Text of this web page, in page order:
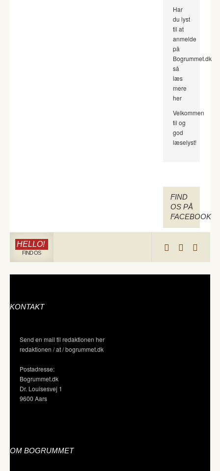
Har
du lyst
til at
anmelde
på
Bogrummet.dk
så
læs
mere
her
Velkommen
til og
god
læselyst!
FIND
OS PÅ
FACEBOOK
HELLO!
FIND OS
KONTAKT
Send en mail til redaktionen her
redaktionen / at / bogrummet.dk
Postadresse:
Bogrummet.dk
Dr. Louisesvej 1
9600 Aars
OM BOGRUMMET